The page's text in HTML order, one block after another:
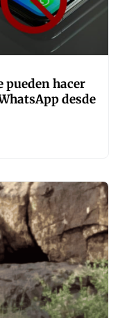
pueden hacer
desde